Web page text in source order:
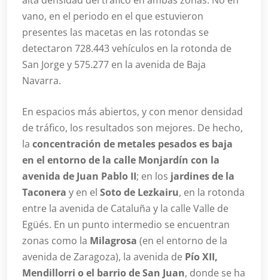
vano, en el periodo en el que estuvieron
presentes las macetas en las rotondas se
detectaron 728.443 vehículos en la rotonda de
San Jorge y 575.277 en la avenida de Baja
Navarra.
En espacios más abiertos, y con menor densidad
de tráfico, los resultados son mejores. De hecho,
la concentración de metales pesados es baja
en el entorno de la calle Monjardín con la
avenida de Juan Pablo II; en los jardines de la
Taconera y en el Soto de Lezkairu, en la rotonda
entre la avenida de Cataluña y la calle Valle de
Egüés. En un punto intermedio se encuentran
zonas como la Milagrosa (en el entorno de la
avenida de Zaragoza), la avenida de Pío XII,
Mendillorri o el barrio de San Juan, donde se ha